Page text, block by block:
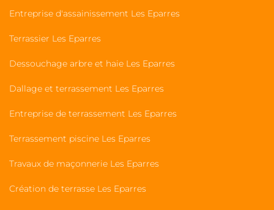
Entreprise d'assainissement Les Eparres
Terrassier Les Eparres
Dessouchage arbre et haie Les Eparres
Dallage et terrassement Les Eparres
Entreprise de terrassement Les Eparres
Terrassement piscine Les Eparres
Travaux de maçonnerie Les Eparres
Création de terrasse Les Eparres